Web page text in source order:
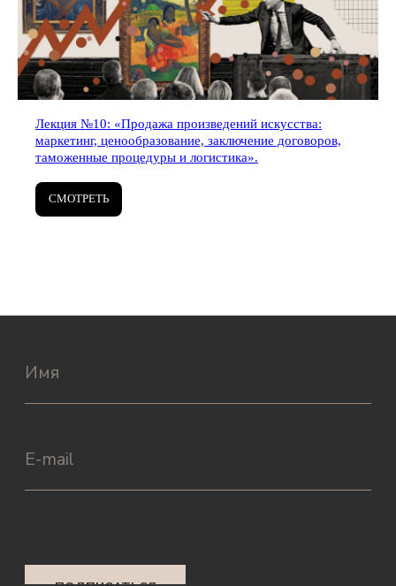
Лекция №10: «Продажа произведений искусства:
маркетинг, ценообразование, заключение договоров,
таможенные процедуры и логистика».
СМОТРЕТЬ